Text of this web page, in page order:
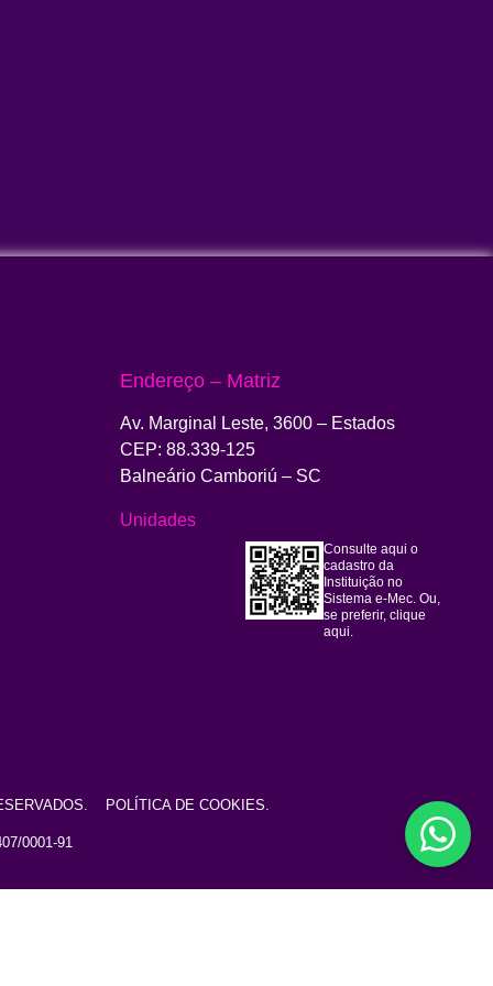
Endereço – Matriz
Av. Marginal Leste, 3600 – Estados
CEP: 88.339-125
Balneário Camboriú – SC
Unidades
Consulte aqui o
cadastro da
Instituição no
Sistema e-Mec. Ou,
se preferir, clique
aqui.
POLÍTICA DE COOKIES.
0001-91